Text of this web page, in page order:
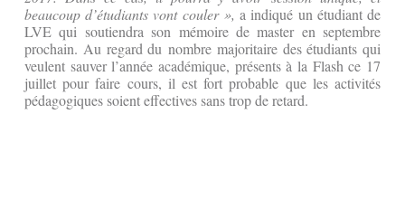
beaucoup d’étudiants vont couler », a indiqué un étudiant de
LVE qui soutiendra son mémoire de master en septembre
prochain. Au regard du nombre majoritaire des étudiants qui
veulent sauver l’année académique, présents à la Flash ce 17
juillet pour faire cours, il est fort probable que les activités
pédagogiques soient effectives sans trop de retard.